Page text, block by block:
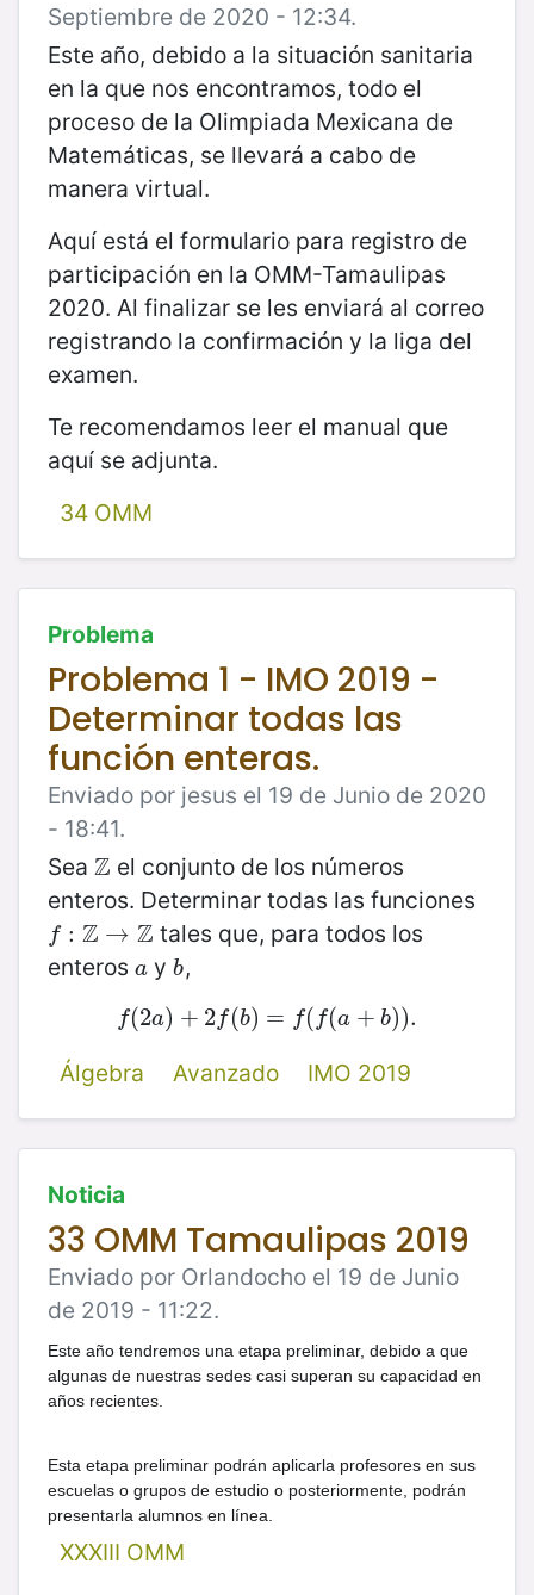
Septiembre de 2020 - 12:34.
Este año, debido a la situación sanitaria
en la que nos encontramos, todo el
proceso de la Olimpiada Mexicana de
Matemáticas, se llevará a cabo de
manera virtual.
Aquí está el formulario para registro de
participación en la OMM-Tamaulipas
2020. Al finalizar se les enviará al correo
registrando la confirmación y la liga del
examen.
Te recomendamos leer el manual que
aquí se adjunta.
34 OMM
Problema
Problema 1 - IMO 2019 -
Determinar todas las
función enteras.
Enviado por jesus el 19 de Junio de 2020
- 18:41.
Sea Z
Z el conjunto de los números
enteros. Determinar todas las funciones
f : Z → Z
f: Z →Z
tales que, para todos los
enteros a
a yb
b,
f(2a) + 2 f(b) = f( f(a + b)).
f(2 a) +2f(b )= (f( a+b)) .
Álgebra
Avanzado IMO 2019
Noticia
33 OMM Tamaulipas 2019
Enviado por Orlandocho el 19 de Junio
de 2019 - 11:22.
Este año tendremos una etapa preliminar, debido a que
algunas de nuestras sedes casi superan su capacidad en
años recientes.
Esta etapa preliminar podrán aplicarla profesores en sus
escuelas o grupos de estudio o posteriormente, podrán
presentarla alumnos en línea.
XXXIII OMM